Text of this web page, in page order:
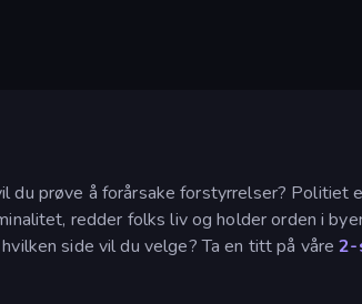
du prøve å forårsake forstyrrelser?
redder folks liv og holder orden i
side vil du velge? Ta en titt på våre